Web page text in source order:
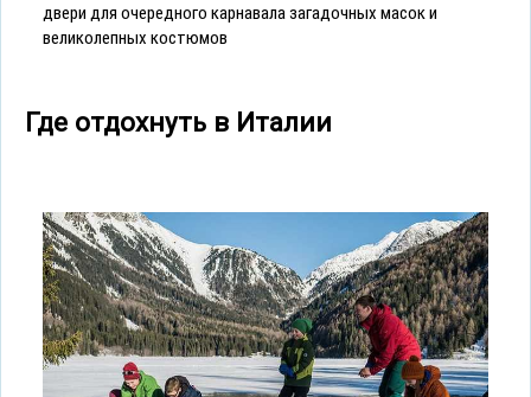
двери для очередного карнавала загадочных масок и
великолепных костюмов
Где отдохнуть в Италии